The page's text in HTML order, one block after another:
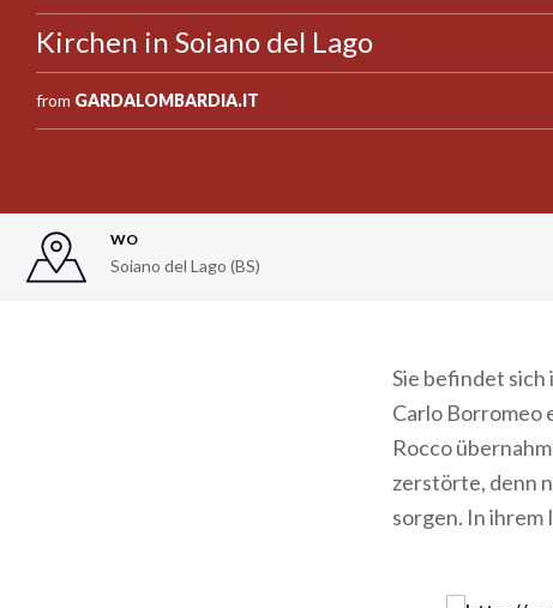
Kirchen in Soiano del Lago
from GARDALOMBARDIA.IT
WO
Soiano del Lago (BS)
Sie befindet sich
Carlo Borromeo
Rocco
zerstörte, denn
sorgen. In ihrem